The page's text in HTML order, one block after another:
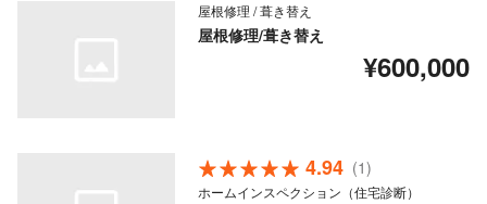
屋根修理 / 葺き替え
屋根修理/葺き替え
¥600,000
4.94 (1)
ホームインスペクション（住宅診断）